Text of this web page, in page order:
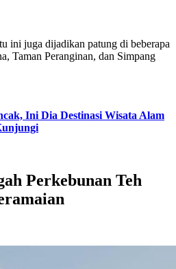
ini juga dijadikan patung di beberapa
Taman Peranginan, dan Simpang
Ini Dia Destinasi Wisata Alam
Perkebunan Teh